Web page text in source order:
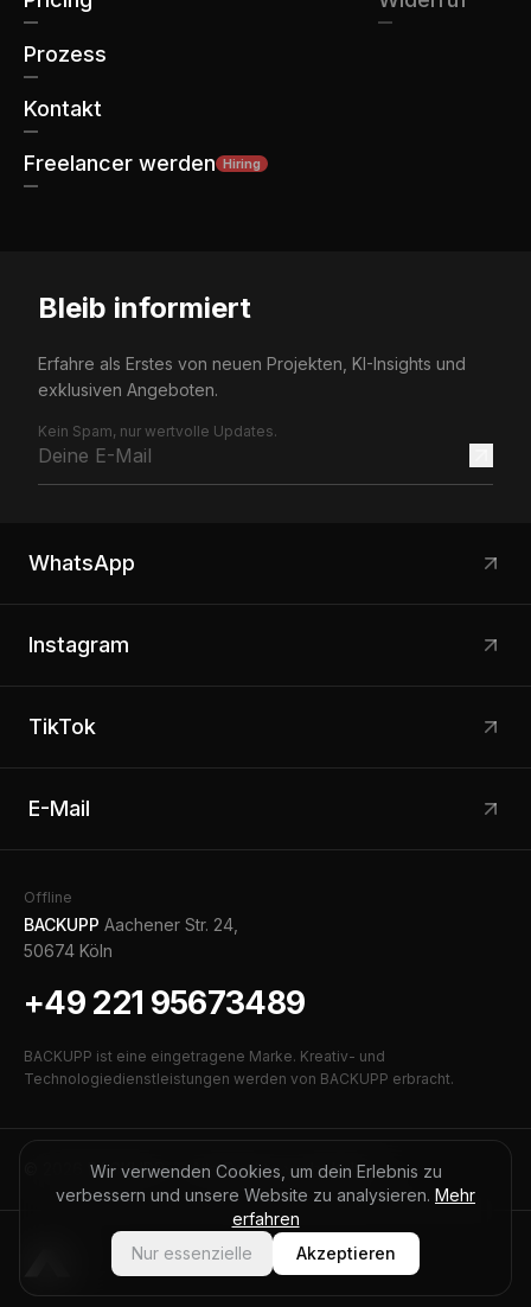
Prozess
Kontakt
Freelancer werden Hiring
Bleib informiert
Erfahre als Erstes von neuen Projekten, KI-Insights und
exklusiven Angeboten.
Kein Spam, nur wertvolle Updates.
WhatsApp
Instagram
TikTok
E-Mail
Offline
BACKUPP Aachener Str. 24,
50674 Köln
+49 221 95673489
BACKUPP ist eine eingetragene Marke. Kreativ- und
Technologiedienstleistungen werden von BACKUPP erbracht.
BACKUPP — Alle Rechte vorbehalten.
Wir verwenden Cookies, um dein Erlebnis zu
verbessern und unsere Website zu analysieren. Mehr
erfahren
Nur essenzielle
Akzeptieren